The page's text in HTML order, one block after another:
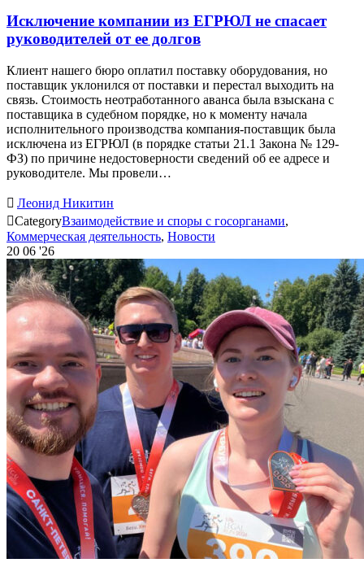
Исключение компании из ЕГРЮЛ не спасает
руководителей от ее долгов
Клиент нашего бюро оплатил поставку оборудования, но
поставщик уклонился от поставки и перестал выходить на
связь. Стоимость неотработанного аванса была взыскана с
поставщика в судебном порядке, но к моменту начала
исполнительного производства компания-поставщик была
исключена из ЕГРЮЛ (в порядке статьи 21.1 Закона № 129-
ФЗ) по причине недостоверности сведений об ее адресе и
руководителе. Мы провели…
 Леонид Никитин
CategoryВзаимодействие и споры с госорганами,
Коммерческая деятельность, Новости
20 06 '26